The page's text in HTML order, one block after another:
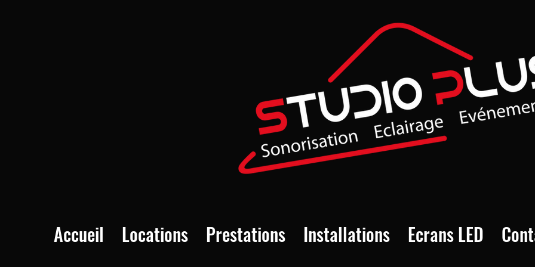
Accueil Locations Prestations Installations Ecrans LED